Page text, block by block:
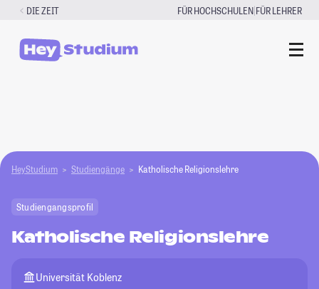
Zum
springen
DIE ZEIT FÜR HOCHSCHULEN|FÜR LEHRER
HeyStudium Studiengänge Katholische Religionslehre
Studiengangsprofil
Katholische Religionslehre
Universität Koblenz